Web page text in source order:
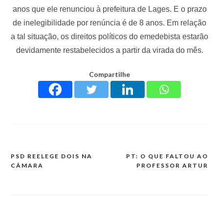
anos que ele renunciou à prefeitura de Lages. E o prazo
de inelegibilidade por renúncia é de 8 anos. Em relação
a tal situação, os direitos políticos do emedebista estarão
devidamente restabelecidos a partir da virada do mês.
Compartilhe
PSD REELEGE DOIS NA
CÂMARA
PT: O QUE FALTOU AO
PROFESSOR ARTUR